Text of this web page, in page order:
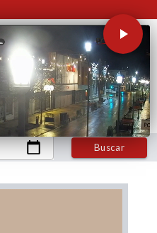
Buscar